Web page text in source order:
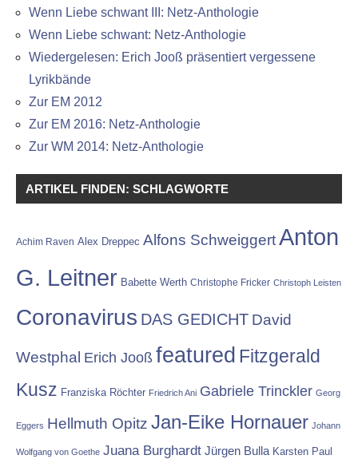
Wenn Liebe schwant III: Netz-Anthologie
Wenn Liebe schwant: Netz-Anthologie
Wiedergelesen: Erich Jooß präsentiert vergessene
Lyrikbände
Zur EM 2012
Zur EM 2016: Netz-Anthologie
Zur WM 2014: Netz-Anthologie
ARTIKEL FINDEN: SCHLAGWORTE
Achim Raven Alex Dreppec Alfons SchweiggertAnton
G. Leitner Babette Werth Christophe Fricker Christoph Leisten
Coronavirus DAS GEDICHT David
Westphal Erich Jooß featured Fitzgerald
Kusz Franziska Röchter Friedrich Ani Gabriele Trinckler Georg
Eggers Hellmuth Opitz Jan-Eike Hornauer Johann
Wolfgang von Goethe Juana Burghardt Jürgen Bulla Karsten Paul